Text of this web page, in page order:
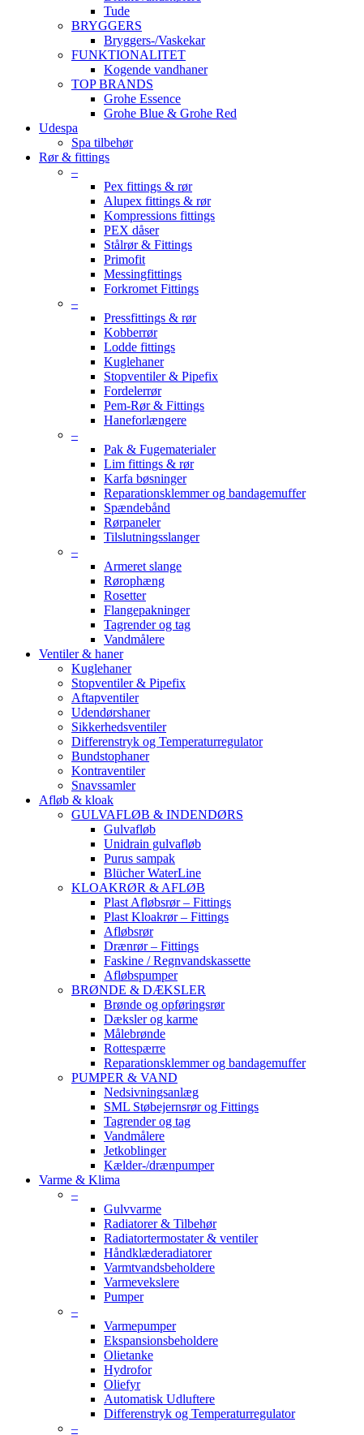
Tude
BRYGGERS
Bryggers-/Vaskekar
FUNKTIONALITET
Kogende vandhaner
TOP BRANDS
Grohe Essence
Grohe Blue & Grohe Red
Udespa
Spa tilbehør
Rør & fittings
–
Pex fittings & rør
Alupex fittings & rør
Kompressions fittings
PEX dåser
Stålrør & Fittings
Primofit
Messingfittings
Forkromet Fittings
–
Pressfittings & rør
Kobberrør
Lodde fittings
Kuglehaner
Stopventiler & Pipefix
Fordelerrør
Pem-Rør & Fittings
Haneforlængere
–
Pak & Fugematerialer
Lim fittings & rør
Karfa bøsninger
Reparationsklemmer og bandagemuffer
Spændebånd
Rørpaneler
Tilslutningsslanger
–
Armeret slange
Rørophæng
Rosetter
Flangepakninger
Tagrender og tag
Vandmålere
Ventiler & haner
Kuglehaner
Stopventiler & Pipefix
Aftapventiler
Udendørshaner
Sikkerhedsventiler
Differenstryk og Temperaturregulator
Bundstophaner
Kontraventiler
Snavssamler
Afløb & kloak
GULVAFLØB & INDENDØRS
Gulvafløb
Unidrain gulvafløb
Purus sampak
Blücher WaterLine
KLOAKRØR & AFLØB
Plast Afløbsrør – Fittings
Plast Kloakrør – Fittings
Afløbsrør
Drænrør – Fittings
Faskine / Regnvandskassette
Afløbspumper
BRØNDE & DÆKSLER
Brønde og opføringsrør
Dæksler og karme
Målebrønde
Rottespærre
Reparationsklemmer og bandagemuffer
PUMPER & VAND
Nedsivningsanlæg
SML Støbejernsrør og Fittings
Tagrender og tag
Vandmålere
Jetkoblinger
Kælder-/drænpumper
Varme & Klima
–
Gulvvarme
Radiatorer & Tilbehør
Radiatortermostater & ventiler
Håndklæderadiatorer
Varmtvandsbeholdere
Varmevekslere
Pumper
–
Varmepumper
Ekspansionsbeholdere
Olietanke
Hydrofor
Oliefyr
Automatisk Udluftere
Differenstryk og Temperaturregulator
–